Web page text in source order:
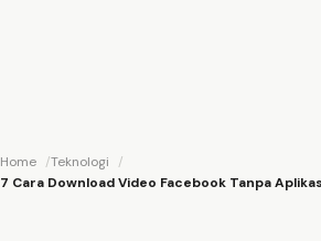
Home
Teknologi
7 Cara Download Video Facebook Tanpa